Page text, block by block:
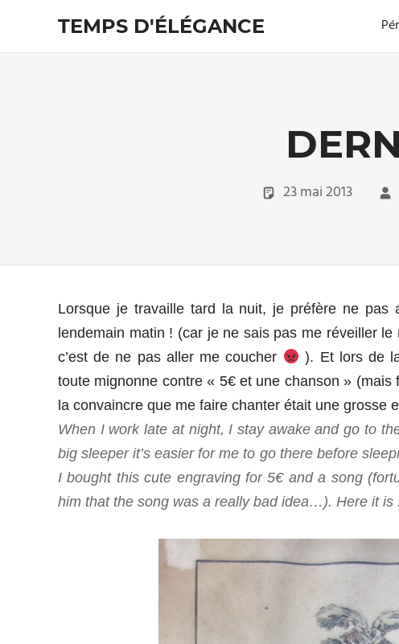
content
TEMPS D'ÉLÉGANCE
Pour
23 mai 2013
Lorsque je travaille tard la nuit, je préfère ne pas
lendemain matin ! (car je ne sais pas me réveiller
c’est de ne pas aller me coucher
). Et lors de
toute mignonne contre « 5€ et une chanson »
la convaincre que me faire chanter était une grosse
When I work late at night, I stay awake and go to
big sleeper it’s easier for me to go there before
I bought this cute engraving for 5€ and a song
him that the song was a really bad idea…). Here it is